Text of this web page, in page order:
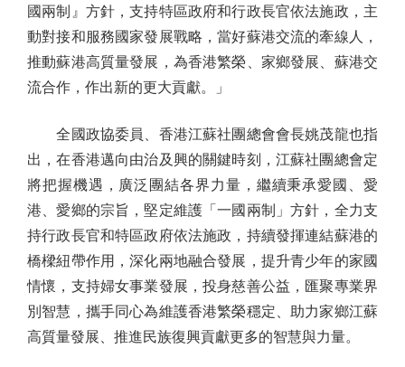
國兩制』方針，支持特區政府和行政長官依法施政，主
動對接和服務國家發展戰略，當好蘇港交流的牽線人，
推動蘇港高質量發展，為香港繁榮、家鄉發展、蘇港交
流合作，作出新的更大貢獻。」
全國政協委員、香港江蘇社團總會會長姚茂龍也指
出，在香港邁向由治及興的關鍵時刻，江蘇社團總會定
將把握機遇，廣泛團結各界力量，繼續秉承愛國、愛
港、愛鄉的宗旨，堅定維護「一國兩制」方針，全力支
持行政長官和特區政府依法施政，持續發揮連結蘇港的
橋樑紐帶作用，深化兩地融合發展，提升青少年的家國
情懷，支持婦女事業發展，投身慈善公益，匯聚專業界
別智慧，攜手同心為維護香港繁榮穩定、助力家鄉江蘇
高質量發展、推進民族復興貢獻更多的智慧與力量。